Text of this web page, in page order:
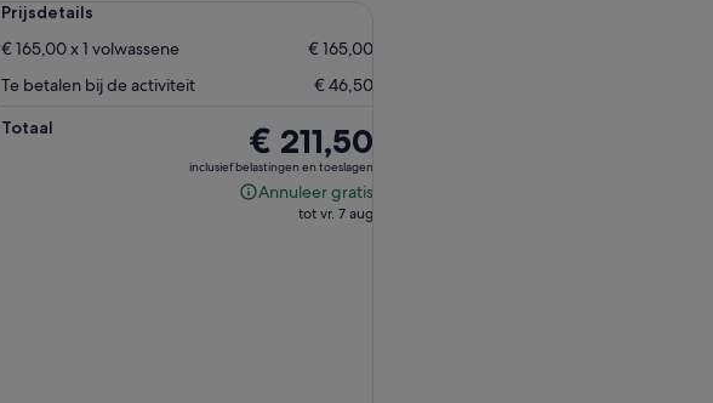
Prijsdetails
€ 165,00 x 1 volwassene
€ 165,00
Te betalen bij de activiteit
€ 46,50
Totaal
De
prijs
is
€ 211,50
€ 211,50
inclusief belastingen en toeslagen
Annuleer gratis
Annuleer
tot vr. 7 aug